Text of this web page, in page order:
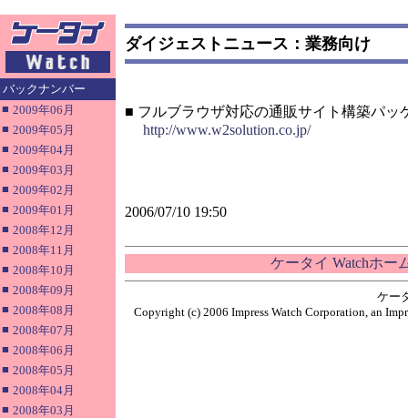
バックナンバー
■ 2009年06月
■ 2009年05月
■ 2009年04月
■ 2009年03月
■ 2009年02月
■ 2009年01月
■ 2008年12月
■ 2008年11月
■ 2008年10月
■ 2008年09月
■ 2008年08月
■ 2008年07月
■ 2008年06月
■ 2008年05月
■ 2008年04月
■ 2008年03月
ダイジェストニュース：業務向け
■ フルブラウザ対応の通販サイト構築パッ
http://www.w2solution.co.jp/
2006/07/10 19:50
ケータイ Watchホー
ケー
Copyright (c) 2006 Impress Watch Corporation, an